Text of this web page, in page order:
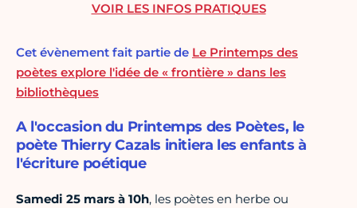
Cet évènement fait partie de Le Printemps des
poètes explore l'idée de « frontière » dans les
bibliothèques
A l'occasion du Printemps des Poètes, le
poète Thierry Cazals initiera les enfants à
l'écriture poétique
Samedi 25 mars à 10h, les poètes en herbe ou
VOIR LES INFOS PRATIQUES